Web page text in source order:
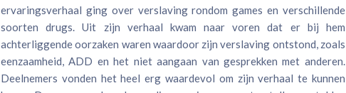
ervaringsverhaal ging over verslaving rondom games en verschillende
soorten drugs. Uit zijn verhaal kwam naar voren dat er bij hem
achterliggende oorzaken waren waardoor zijn verslaving ontstond, zoals
eenzaamheid, ADD en het niet aangaan van gesprekken met anderen.
Deelnemers vonden het heel erg waardevol om zijn verhaal te kunnen